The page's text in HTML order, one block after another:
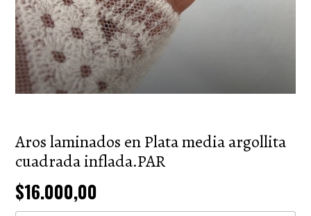
Aros laminados en Plata media argollita
cuadrada inflada.PAR
$16.000,00